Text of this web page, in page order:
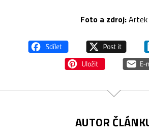
Foto a zdroj:Artek
AUTOR